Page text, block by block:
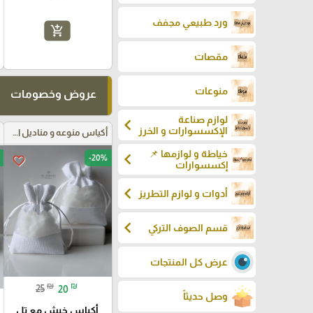
ورد طبيعي مجفف
مقصات
منوعات
لوازم صناعة
الإكسسوارات و الخرز
chevron_left
خياطة و لوازمها 📌
إكسسوارات
chevron_left
أدوات و لوازم التطريزchevron_left
قسم الصوف التركي chevron_left
عرض كل المنتجات
وصل حديثاً
add_shopping_cart
عروض وخصومات
أكياس منوعه و مناديل اعراس
favorite_border -20%
25 ₪ 20 ₪
أكياس خيش مع تل